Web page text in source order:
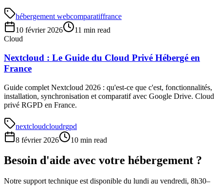
hébergement webcomparatiffrance
10 février 2026
11 min read
Cloud
Nextcloud : Le Guide du Cloud Privé Hébergé en
France
Guide complet Nextcloud 2026 : qu'est-ce que c'est, fonctionnalités,
installation, synchronisation et comparatif avec Google Drive. Cloud
privé RGPD en France.
nextcloudcloudrgpd
8 février 2026
10 min read
Besoin d'aide avec votre hébergement ?
Notre support technique est disponible du lundi au vendredi, 8h30–